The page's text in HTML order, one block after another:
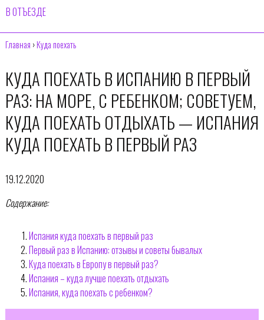
В ОТЪЕЗДЕ
Главная ›Куда поехать
КУДА ПОЕХАТЬ В ИСПАНИЮ В ПЕРВЫЙ
РАЗ: НА МОРЕ, С РЕБЕНКОМ; СОВЕТУЕМ,
КУДА ПОЕХАТЬ ОТДЫХАТЬ — ИСПАНИЯ
КУДА ПОЕХАТЬ В ПЕРВЫЙ РАЗ
19.12.2020
Содержание:
Испания куда поехать в первый раз
Первый раз в Испанию: отзывы и советы бывалых
Куда поехать в Европу в первый раз?
Испания – куда лучше поехать отдыхать
Испания, куда поехать с ребенком?